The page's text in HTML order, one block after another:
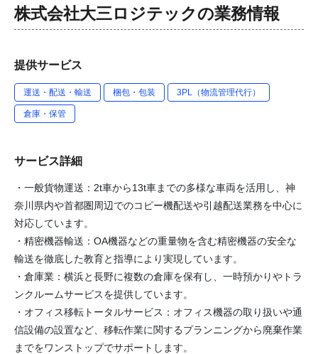
株式会社大三ロジテックの業務情報
提供サービス
運送・配送・輸送 梱包・包装 3PL（物流管理代行）
倉庫・保管
サービス詳細
・一般貨物運送：2t車から13t車までの多様な車両を活用し、神
奈川県内や首都圏周辺でのコピー機配送や引越配送業務を中心に
対応しています。
・精密機器輸送：OA機器などの重量物を含む精密機器の安全な
輸送を徹底した教育と指導により実現しています。
・倉庫業：横浜と長野に複数の倉庫を保有し、一時預かりやトラ
ンクルームサービスを提供しています。
・オフィス移転トータルサービス：オフィス機器の取り扱いや通
信設備の設置など、移転作業に関するプランニングから廃棄作業
までをワンストップでサポートします。